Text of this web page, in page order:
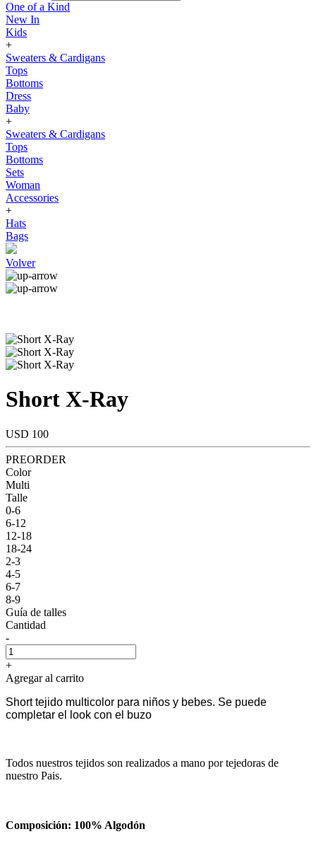
One of a Kind
New In
Kids
+
Sweaters & Cardigans
Tops
Bottoms
Dress
Baby
+
Sweaters & Cardigans
Tops
Bottoms
Sets
Woman
Accessories
+
Hats
Bags
Volver
Short X-Ray
USD 100
PREORDER
Color
Multi
Talle
0-6
6-12
12-18
18-24
2-3
4-5
6-7
8-9
Guía de talles
Cantidad
-
+
Agregar al carrito
Short tejido multicolor para niños y bebes. Se puede
completar el look con el buzo
Todos nuestros tejidos son realizados a mano por tejedoras de
nuestro Pais.
Composición: 100% Algodón